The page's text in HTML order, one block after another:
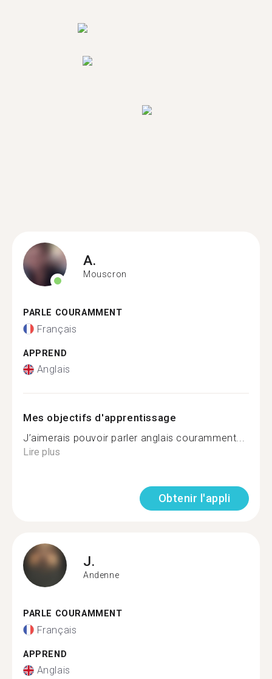
A.
Mouscron
PARLE COURAMMENT
Français
APPREND
Anglais
Mes objectifs d'apprentissage
J’aimerais pouvoir parler anglais couramment...
Lire plus
Obtenir l'appli
J.
Andenne
PARLE COURAMMENT
Français
APPREND
Anglais